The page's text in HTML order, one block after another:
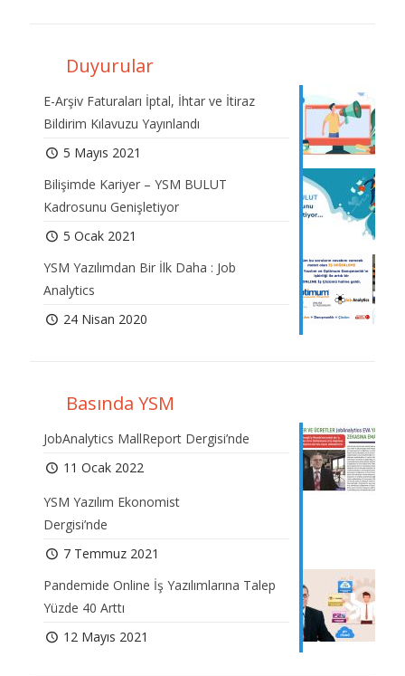
Duyurular
E-Arşiv Faturaları İptal, İhtar ve İtiraz
Bildirim Kılavuzu Yayınlandı
5 Mayıs 2021
Bilişimde Kariyer – YSM BULUT
Kadrosunu Genişletiyor
5 Ocak 2021
YSM Yazılımdan Bir İlk Daha : Job
Analytics
24 Nisan 2020
Basında YSM
JobAnalytics MallReport Dergisi’nde
11 Ocak 2022
YSM Yazılım Ekonomist
Dergisi’nde
7 Temmuz 2021
Pandemide Online İş Yazılımlarına Talep
Yüzde 40 Arttı
12 Mayıs 2021